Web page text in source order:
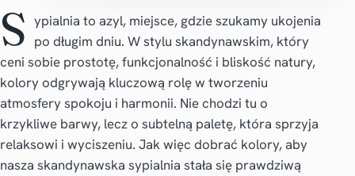
S ypialnia to azyl, miejsce, gdzie szukamy ukojenia
po długim dniu. W stylu skandynawskim, który
ceni sobie prostotę, funkcjonalność i bliskość natury,
kolory odgrywają kluczową rolę w tworzeniu
atmosfery spokoju i harmonii. Nie chodzi tu o
krzykliwe barwy, lecz o subtelną paletę, która sprzyja
relaksowi i wyciszeniu. Jak więc dobrać kolory, aby
nasza skandynawska sypialnia stała się prawdziwą